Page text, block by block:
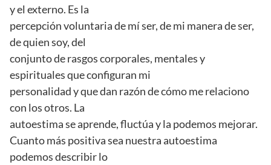
y el externo. Es la
percepción voluntaria de mí ser, de mi manera de ser,
de quien soy, del
conjunto de rasgos corporales, mentales y
espirituales que configuran mi
personalidad y que dan razón de cómo me relaciono
con los otros. La
autoestima se aprende, fluctúa y la podemos mejorar.
Cuanto más positiva sea nuestra autoestima
podemos describir lo